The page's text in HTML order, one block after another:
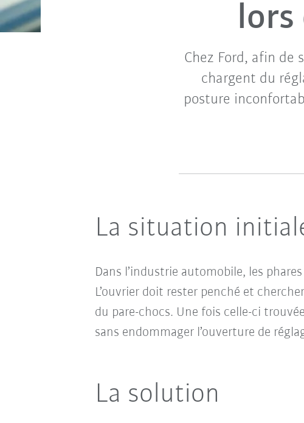
lors
Chez Ford, afin de
chargent du
posture
La situation
Dans l’industrie automobile, les
L’ouvrier doit rester penché et
du pare-chocs. Une fois celle-ci
sans endommager l’ouverture de
La solution